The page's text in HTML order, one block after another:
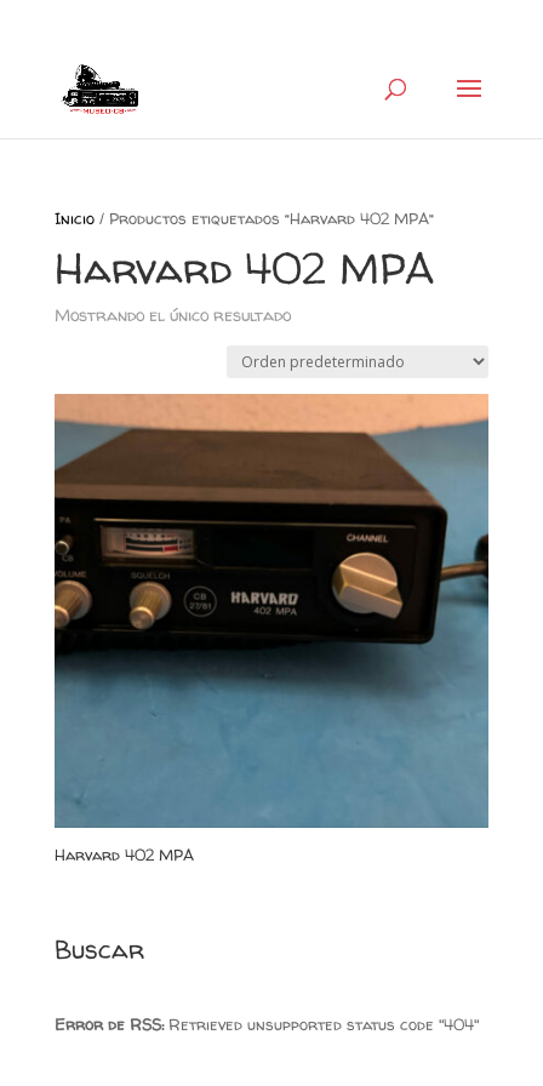
Inicio/ Productos etiquetados “Harvard 402 MPA”
Harvard 402 MPA
Mostrando el único resultado
Harvard 402 MPA
Buscar
Error de RSS:Retrieved unsupported status code "404"